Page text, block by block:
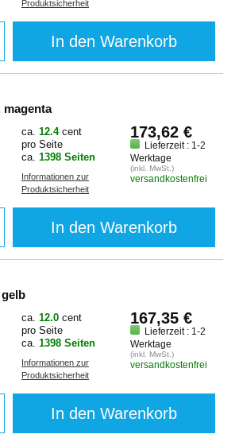
Produktsicherheit
In den Warenkorb
magenta
ca. 12.4 cent
pro Seite
ca. 1398 Seiten
Informationen zur
Produktsicherheit
173,62 €
Lieferzeit : 1-2
Werktage
(inkl. MwSt.)
versandkostenfrei
In den Warenkorb
gelb
ca. 12.0 cent
pro Seite
ca. 1398 Seiten
Informationen zur
Produktsicherheit
167,35 €
Lieferzeit : 1-2
Werktage
(inkl. MwSt.)
versandkostenfrei
In den Warenkorb